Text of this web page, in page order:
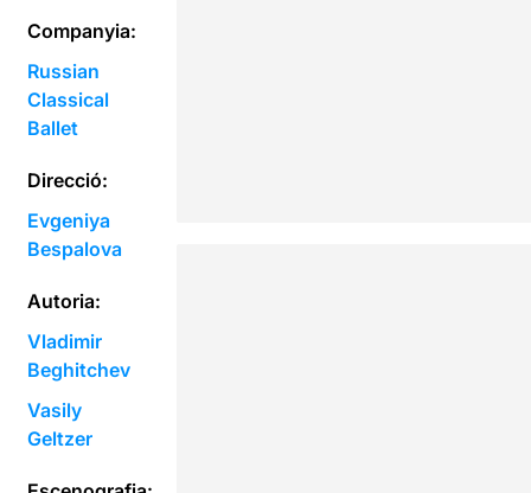
Companyia:
Russian
Classical
Ballet
Direcció:
Evgeniya
Bespalova
Autoria:
Vladimir
Beghitchev
Vasily
Geltzer